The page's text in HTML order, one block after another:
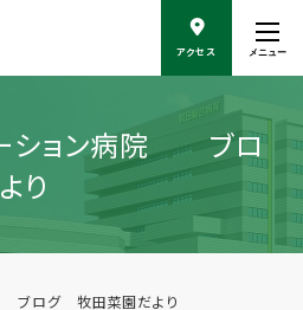
本
文
動
アクセス メニュー
ション病院 ブロ
り
ブログ 牧田菜園だより